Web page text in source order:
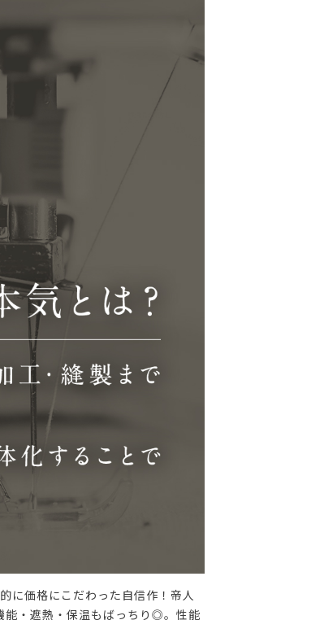
に価格にこだわった自信作！帝人
能・遮熱・保温もばっちり◎。性能